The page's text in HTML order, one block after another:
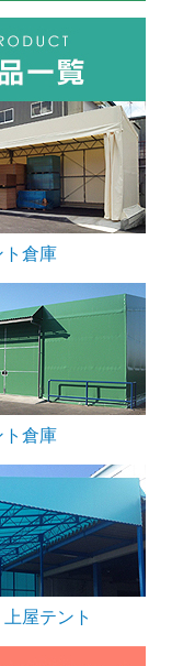
ト倉庫
ト倉庫
屋テント